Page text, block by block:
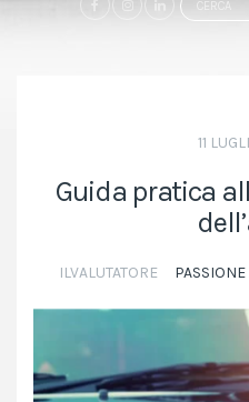
11
Guida pratica
ILVALUTATORE PASSIONE